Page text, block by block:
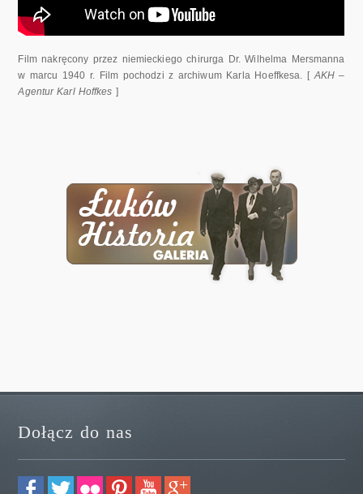
Film nakręcony przez niemieckiego chirurga Dr. Wilhelma Mersmanna
w marcu 1940 r. Film pochodzi z archiwum Karla Hoeffkesa. [AKH –
Agentur Karl Hoffkes ]
Dołącz do nas